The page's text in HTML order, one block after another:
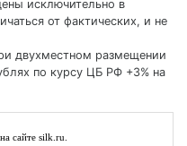
исключительно в
от фактических, и не
двухместном размещении
по курсу ЦБ РФ +3% на
на сайте silk.ru.